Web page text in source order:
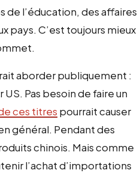
l’éducation, des affaires
pays. C’est toujours mieux
aborder publiquement :
Pas besoin de faire un
ces titres pourrait causer
général. Pendant des
chinois. Mais comme
l’achat d’importations